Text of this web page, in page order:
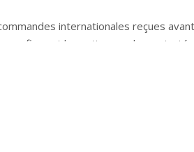
internationales reçues
confirment la pertinence de sa